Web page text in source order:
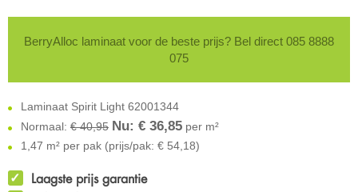
BerryAlloc laminaat voor de beste prijs? Bel direct 085 8888
075
Laminaat Spirit Light 62001344
Normaal: € 40,95 Nu: € 36,85 per m²
1,47 m² per pak (prijs/pak: € 54,18)
Laagste prijs garantie